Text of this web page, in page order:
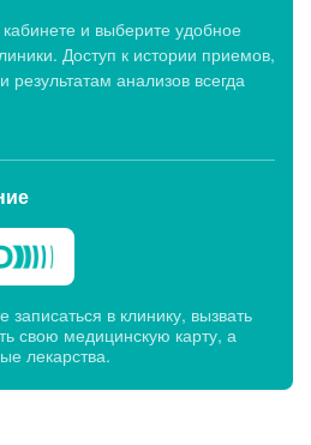
и выберите удобное
Доступ к истории приемов,
анализов всегда
в клинику, вызвать
свою медицинскую карту, а
лекарства.